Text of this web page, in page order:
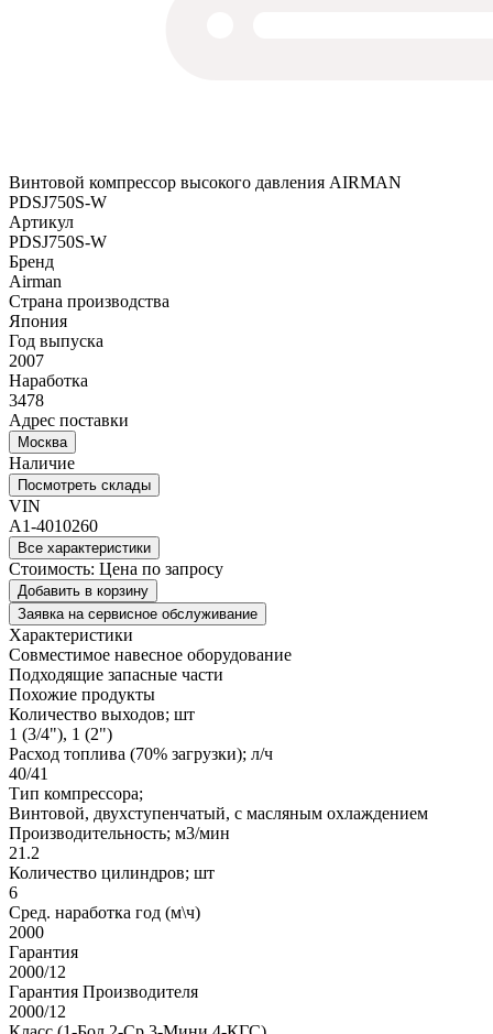
Винтовой компрессор высокого давления AIRMAN
PDSJ750S-W
Артикул
PDSJ750S-W
Бренд
Airman
Страна производства
Япония
Год выпуска
2007
Наработка
3478
Адрес поставки
Москва
Наличие
Посмотреть склады
VIN
A1-4010260
Все характеристики
Стоимость: Цена по запросу
Добавить в корзину
Заявка на сервисное обслуживание
Характеристики
Совместимое навесное оборудование
Подходящие запасные части
Похожие продукты
Количество выходов; шт
1 (3/4"), 1 (2")
Расход топлива (70% загрузки); л/ч
40/41
Тип компрессора;
Винтовой, двухступенчатый, с масляным охлаждением
Производительность; м3/мин
21.2
Количество цилиндров; шт
6
Сред. наработка год (м\ч)
2000
Гарантия
2000/12
Гарантия Производителя
2000/12